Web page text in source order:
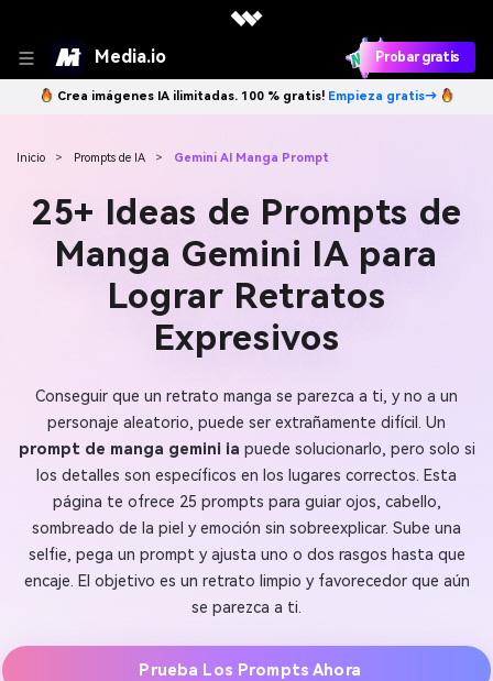
Media.io Probar gratis
Crea imágenes IA ilimitadas. 100 % gratis! Empieza gratis→
Inicio > Prompts de IA > Gemini AI Manga Prompt
25+ Ideas de Prompts de
Manga Gemini IA para
Lograr Retratos
Expresivos
Conseguir que un retrato manga se parezca a ti, y no a un
personaje aleatorio, puede ser extrañamente difícil. Un
prompt de manga gemini ia puede solucionarlo, pero solo si
los detalles son específicos en los lugares correctos. Esta
página te ofrece 25 prompts para guiar ojos, cabello,
sombreado de la piel y emoción sin sobreexplicar. Sube una
selfie, pega un prompt y ajusta uno o dos rasgos hasta que
encaje. El objetivo es un retrato limpio y favorecedor que aún
se parezca a ti.
Prueba Los Prompts Ahora